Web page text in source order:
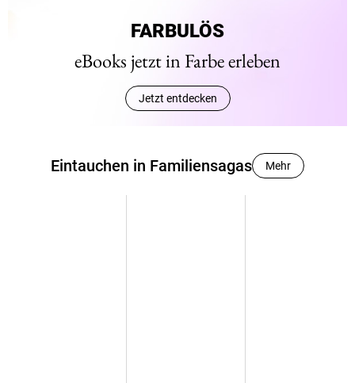
FARBULÖS
eBooks jetzt in Farbe erleben
Jetzt entdecken
Eintauchen in Familiensagas Mehr